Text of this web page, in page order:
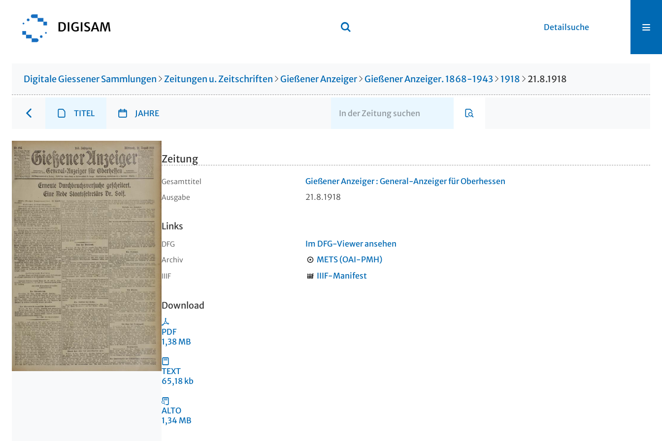
Detailsuche
Digitale Giessener Sammlungen Zeitungen u. Zeitschriften Gießener Anzeiger Gießener Anzeiger. 1868-1943 1918 21.8.1918
TITEL JAHRE
Zeitung
Gesamttitel Gießener Anzeiger : General-Anzeiger für Oberhessen
Ausgabe 21.8.1918
Links
DFG Im DFG-Viewer ansehen
Archiv METS (OAI-PMH)
IIIF IIIF-Manifest
Download
PDF
1,38 MB
TEXT
65,18 kb
ALTO
1,34 MB